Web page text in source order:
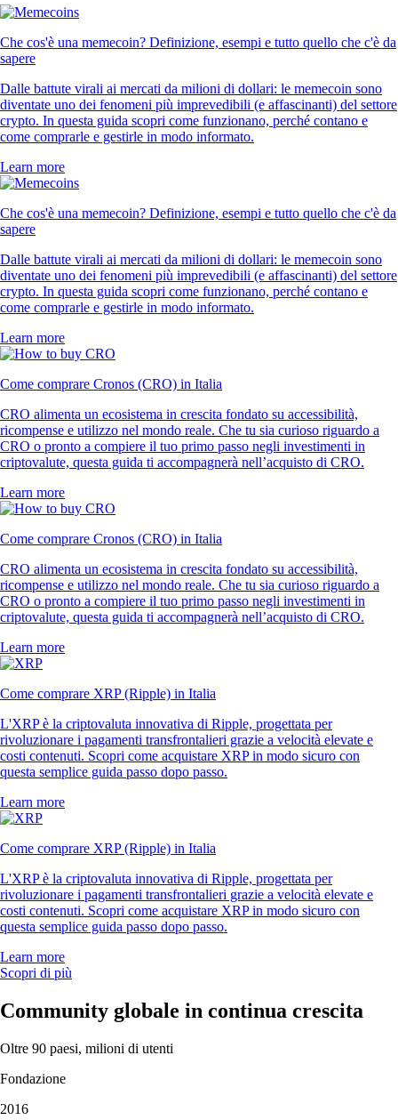
Che cos'è una memecoin? Definizione, esempi e tutto quello che c'è da
sapere
Dalle battute virali ai mercati da milioni di dollari: le memecoin sono
diventate uno dei fenomeni più imprevedibili (e affascinanti) del settore
crypto. In questa guida scopri come funzionano, perché contano e
come comprarle e gestirle in modo informato.
Learn more
Che cos'è una memecoin? Definizione, esempi e tutto quello che c'è da
sapere
Dalle battute virali ai mercati da milioni di dollari: le memecoin sono
diventate uno dei fenomeni più imprevedibili (e affascinanti) del settore
crypto. In questa guida scopri come funzionano, perché contano e
come comprarle e gestirle in modo informato.
Learn more
Come comprare Cronos (CRO) in Italia
CRO alimenta un ecosistema in crescita fondato su accessibilità,
ricompense e utilizzo nel mondo reale. Che tu sia curioso riguardo a
CRO o pronto a compiere il tuo primo passo negli investimenti in
criptovalute, questa guida ti accompagnerà nell’acquisto di CRO.
Learn more
Come comprare Cronos (CRO) in Italia
CRO alimenta un ecosistema in crescita fondato su accessibilità,
ricompense e utilizzo nel mondo reale. Che tu sia curioso riguardo a
CRO o pronto a compiere il tuo primo passo negli investimenti in
criptovalute, questa guida ti accompagnerà nell’acquisto di CRO.
Learn more
Come comprare XRP (Ripple) in Italia
L'XRP è la criptovaluta innovativa di Ripple, progettata per
rivoluzionare i pagamenti transfrontalieri grazie a velocità elevate e
costi contenuti. Scopri come acquistare XRP in modo sicuro con
questa semplice guida passo dopo passo.
Learn more
Come comprare XRP (Ripple) in Italia
L'XRP è la criptovaluta innovativa di Ripple, progettata per
rivoluzionare i pagamenti transfrontalieri grazie a velocità elevate e
costi contenuti. Scopri come acquistare XRP in modo sicuro con
questa semplice guida passo dopo passo.
Learn more
Scopri di più
Community globale in continua crescita
Oltre 90 paesi, milioni di utenti
Fondazione
2016